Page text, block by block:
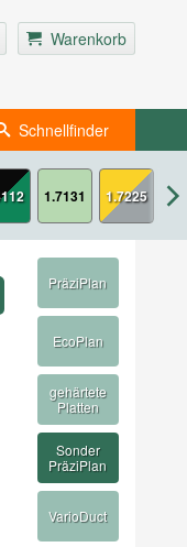
Warenkorb
Schnellfinder
1.7131 1.7225
PräziPlan
EcoPlan
gehärtete
Platten
Sonder
PräziPlan
VarioDuct